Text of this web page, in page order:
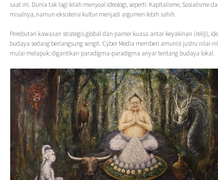
saat ini. Dunia tak lagi lelah menyoal ideologi, seperti: Kapitalisme, Sosialisme
misalnya, namun eksistensi kultur menjadi argumen lebih sahih.
Perebutan kawasan strategis global dan pamer kuasa antar keyakinan (reliji),
budaya sedang berlangsung sengit. Cyber Media memberi amunisi justru nilai-
mulai melapuk; digantikan paradigma-paradigma anyar tentang budaya lokal.